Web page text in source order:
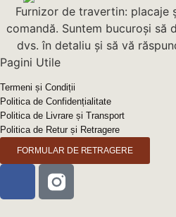
Furnizor de travertin: placaje
comandă. Suntem bucuroși să
dvs. în detaliu și să vă
Pagini Utile
Termeni și Condiții
Politica de Confidențialitate
Politica de Livrare și Transport
Politica de Retur și Retragere
FORMULAR DE RETRAGERE